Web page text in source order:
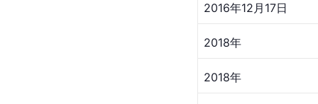
2016年12月17日
2018年
2018年